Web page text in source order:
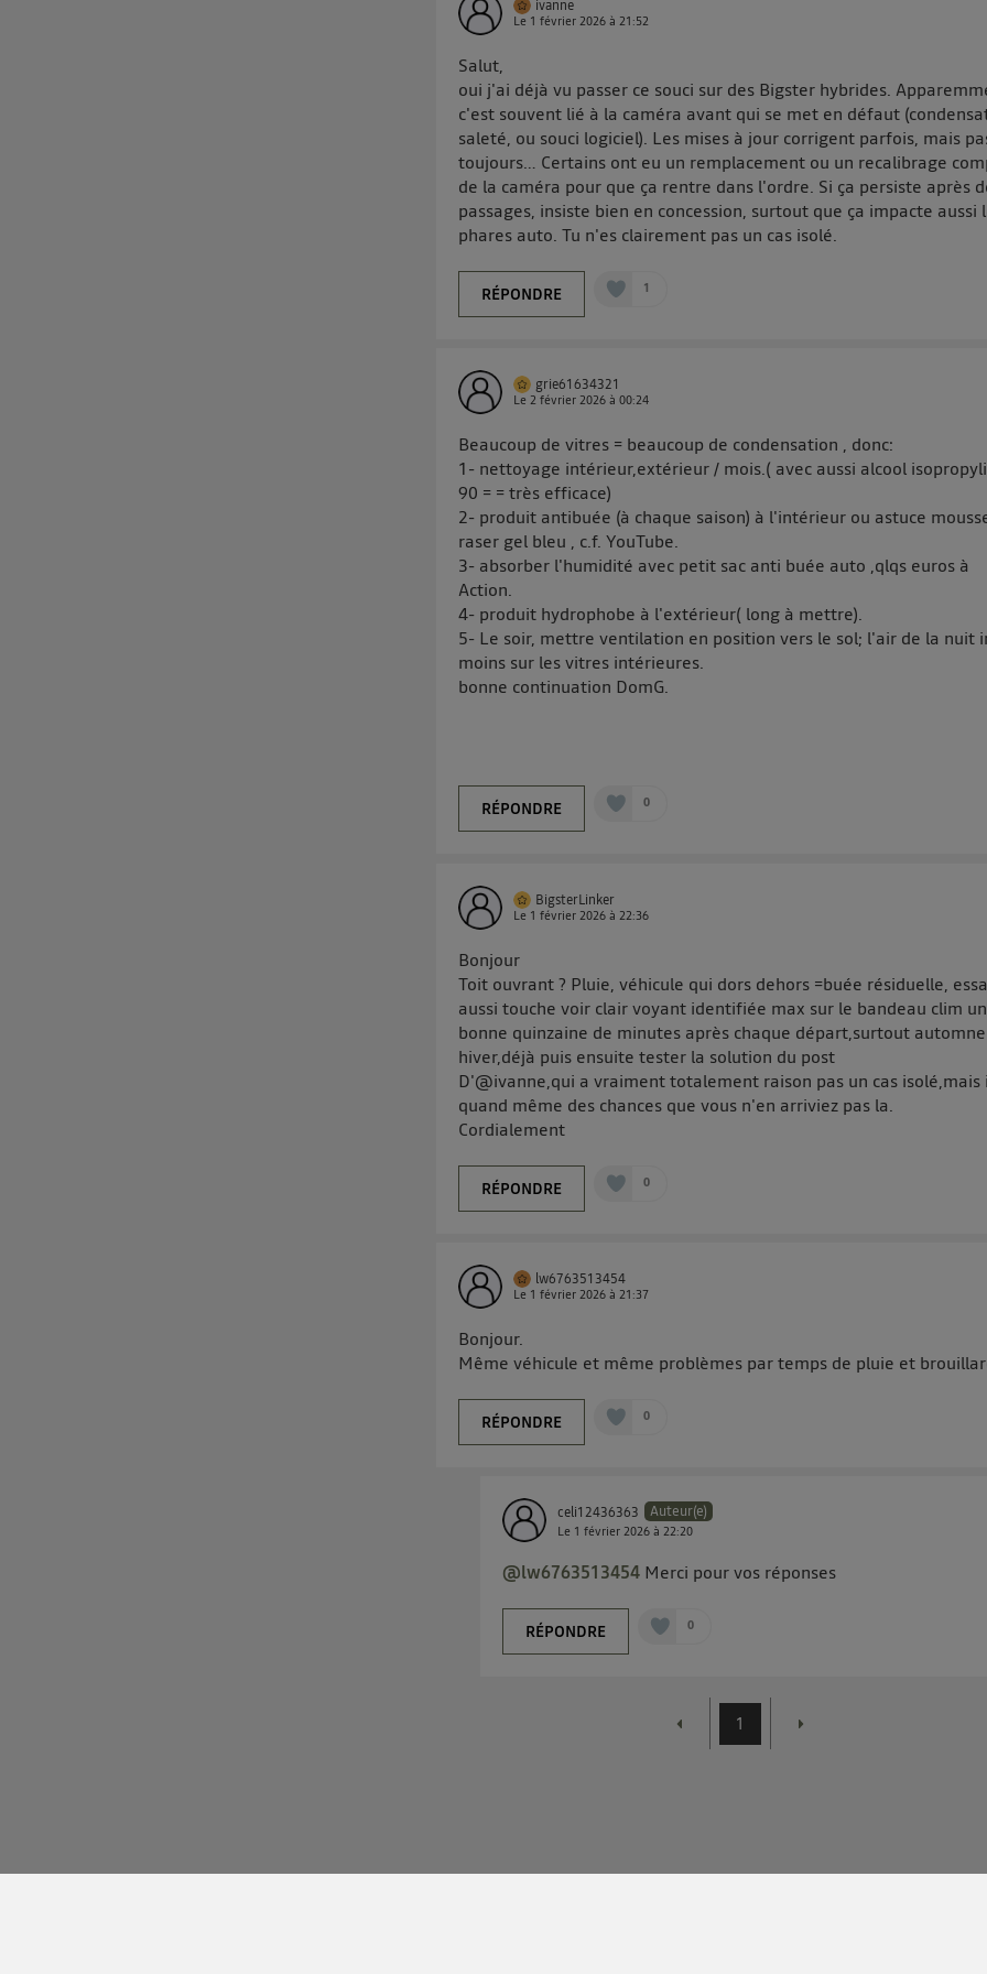
ivanne
Le 1 février 2026 à21:52
Salut,
oui j'ai déjà vu passer ce souci sur des Bigster hybrides.
c'est souvent lié à la caméra avant qui se met en défaut
saleté, ou souci logiciel). Les mises à jour corrigent parfois, mais
toujours… Certains ont eu un remplacement ou un recalibrage
de la caméra pour que ça rentre dans l'ordre. Si ça persiste après
passages, insiste bien en concession, surtout que ça impacte aussi
phares auto. Tu n'es clairement pas un cas isolé.
RÉPONDRE 1
grie61634321
Le2 février 2026 à00:24
Beaucoup de vitres = beaucoup de condensation , donc:
1- nettoyage intérieur,extérieur / mois.( avec aussi alcool
90 = = très efficace)
2- produit antibuée (à chaque saison) à l'intérieur ou astuce
raser gel bleu , c.f. YouTube.
3- absorber l'humidité avec petit sac anti buée auto ,qlqs euros à
Action.
4- produit hydrophobe à l'extérieur( long à mettre).
5- Le soir, mettre ventilation en position vers le sol; l'air de la nuit
moins sur les vitres intérieures.
bonne continuation DomG.
RÉPONDRE 0
BigsterLinker
Le 1 février 2026 à22:36
Bonjour
Toit ouvrant ? Pluie, véhicule qui dors dehors =buée résiduelle,
aussi touche voir clair voyant identifiée max sur le bandeau clim
bonne quinzaine de minutes après chaque départ,surtout automne
hiver,déjà puis ensuite tester la solution du post
D'@ivanne,qui a vraiment totalement raison pas un cas isolé,mais
quand même des chances que vous n'en arriviez pas la.
Cordialement
RÉPONDRE 0
lw6763513454
Le 1 février 2026 à21:37
Bonjour.
Même véhicule et même problèmes par temps de pluie et
RÉPONDRE 0
celi12436363 Auteur(e)
Le 1 février 2026 à22:20
@lw6763513454 Merci pour vos réponses
RÉPONDRE 0
1